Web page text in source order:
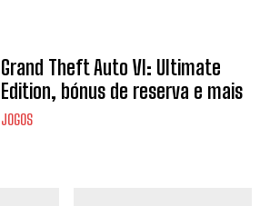
Grand Theft Auto VI: Ultimate
Edition, bónus de reserva e mais
JOGOS